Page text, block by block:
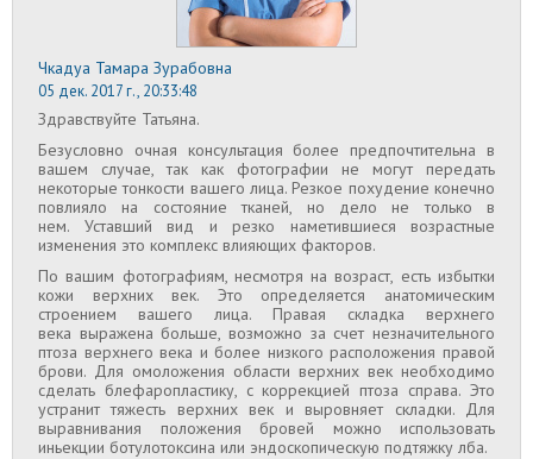
Чкадуа Тамара Зурабовна
05 дек. 2017 г., 20:33:48
Здравствуйте Татьяна.
Безусловно очная консультация более предпочтительна в
вашем случае, так как фотографии не могут передать
некоторые тонкости вашего лица. Резкое похудение конечно
повлияло на состояние тканей, но дело не только в
нем. Уставший вид и резко наметившиеся возрастные
изменения это комплекс влияющих факторов.
По вашим фотографиям, несмотря на возраст, есть избытки
кожи верхних век. Это определяется анатомическим
строением вашего лица. Правая складка верхнего
века выражена больше, возможно за счет незначительного
птоза верхнего века и более низкого расположения правой
брови. Для омоложения области верхних век необходимо
сделать блефаропластику, с коррекцией птоза справа. Это
устранит тяжесть верхних век и выровняет складки. Для
выравнивания положения бровей можно использовать
иньекции ботулотоксина или эндоскопическую подтяжку лба.